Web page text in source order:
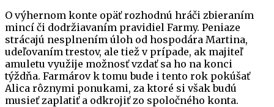
O výhernom konte opäť rozhodnú hráči zbieraním
mincí či dodržiavaním pravidiel Farmy. Peniaze
strácajú nesplnením úloh od hospodára Martina,
udeľovaním trestov, ale tiež v prípade, ak majiteľ
amuletu využije možnosť vzdať sa ho na konci
týždňa. Farmárov k tomu bude i tento rok pokúšať
Alica rôznymi ponukami, za ktoré si však budú
musieť zaplatiť a odkrojiť zo spoločného konta.